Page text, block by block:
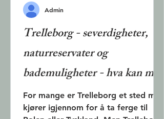
Trelleborg - severdigheter,
naturreservater og
bademuligheter - hva kan man
se i Trelleborg ?
For mange er Trelleborg et sted man
kjører igjennom for å ta ferge til
Admin